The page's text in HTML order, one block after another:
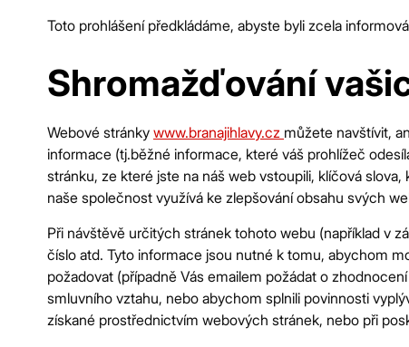
Toto prohlášení předkládáme, abyste byli zcela
Shromažďování
Webové stránky www.branajihlavy.cz můžete navštívit,
informace (tj.běžné informace, které váš prohlížeč
stránku, ze které jste na náš web vstoupili, klíčová
naše společnost využívá ke zlepšování obsahu svých
Při návštěvě určitých stránek tohoto webu (například v
číslo atd. Tyto informace jsou nutné k tomu, abychom
požadovat (případně Vás emailem požádat o
smluvního vztahu, nebo abychom splnili povinnosti
získané prostřednictvím webových stránek, nebo při